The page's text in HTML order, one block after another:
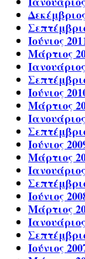
Ιούνιος
Μάρτιος
Ιούνιος
Μάρτιος
Ιούνιος
Μάρτιος
Ιούνιος
Μάρτιος
Ιούνιος